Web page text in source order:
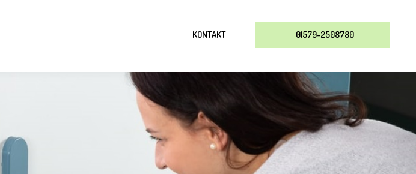
KONTAKT 01579-2508780